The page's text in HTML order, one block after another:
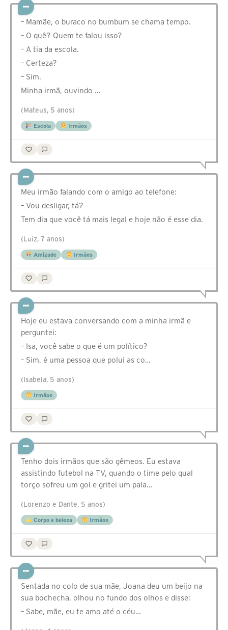
– Mamãe, o buraco no bumbum se chama tempo.
– O quê? Quem te falou isso?
– A tia da escola.
– Certeza?
– Sim.
Minha irmã, ouvindo …
(Mateus, 5 anos)
Escola Irmãos
Meu irmão falando com o amigo ao telefone:
– Vou desligar, tá?
Tem dia que você tá mais legal e hoje não é esse dia.
(Luiz, 7 anos)
Amizade Irmãos
Hoje eu estava conversando com a minha irmã e
perguntei:
– Isa, você sabe o que é um político?
– Sim, é uma pessoa que polui as co…
(Isabela, 5 anos)
Irmãos
Tenho dois irmãos que são gêmeos. Eu estava
assistindo futebol na TV, quando o time pelo qual
torço sofreu um gol e gritei um pala…
(Lorenzo e Dante, 5 anos)
Corpo e beleza Irmãos
Sentada no colo de sua mãe, Joana deu um beijo na
sua bochecha, olhou no fundo dos olhos e disse:
– Sabe, mãe, eu te amo até o céu…